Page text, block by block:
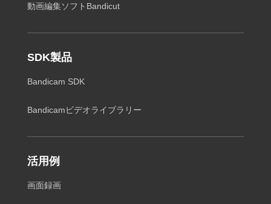
動画編集ソフトBandicut
SDK製品
Bandicam SDK
Bandicamビデオライブラリー
活用例
画面録画